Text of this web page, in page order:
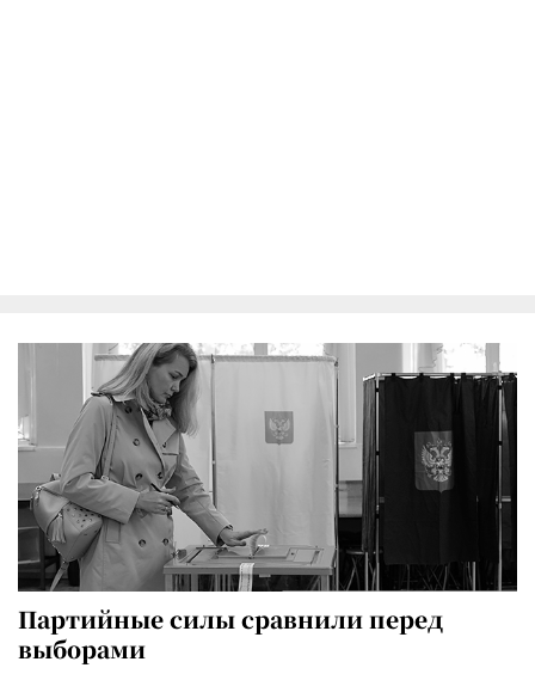
Партийные силы сравнили перед
выборами